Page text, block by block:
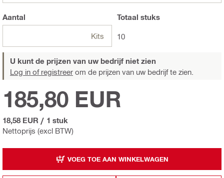
Aantal
Kits
Totaal stuks
10
U kunt de prijzen van uw bedrijf niet zien
Log in of registreer om de prijzen van uw bedrijf te zien.
Nettoprijs (excl BTW)
185,80 EUR
18,58 EUR / 1 stuk
VOEG TOE AAN WINKELWAGEN